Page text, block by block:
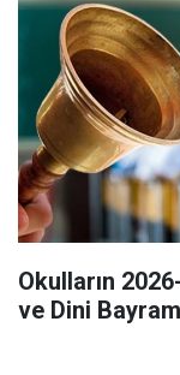
Okulların
ve Dini